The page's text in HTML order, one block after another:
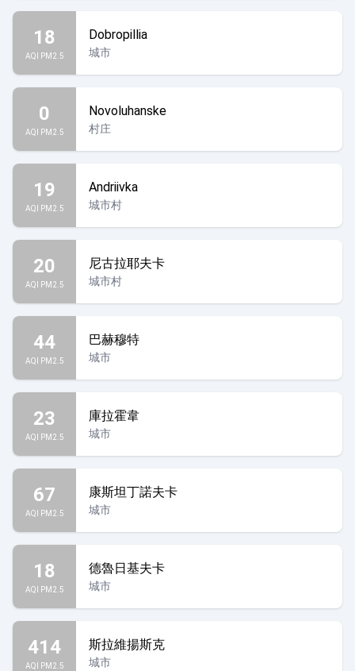
18
AQI PM2.5
Dobropillia
城市
0
AQI PM2.5
Novoluhanske
村庄
19
AQI PM2.5
Andriivka
城市村
20
AQI PM2.5
尼古拉耶夫卡
城市村
44
AQI PM2.5
巴赫穆特
城市
23
AQI PM2.5
庫拉霍韋
城市
67
AQI PM2.5
康斯坦丁諾夫卡
城市
18
AQI PM2.5
德魯日基夫卡
城市
414
AQI PM2.5
斯拉維揚斯克
城市